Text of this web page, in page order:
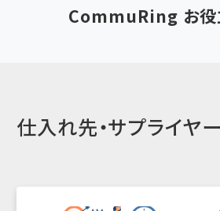
CommuRing お役
仕入れ先・サプライヤー